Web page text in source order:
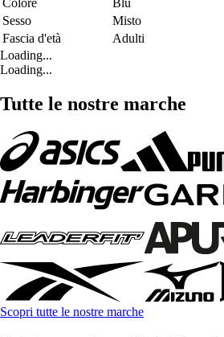
Colore
Blu
Sesso
Misto
Fascia d'età
Adulti
Loading...
Loading...
Tutte le nostre marche
Scopri tutte le nostre marche